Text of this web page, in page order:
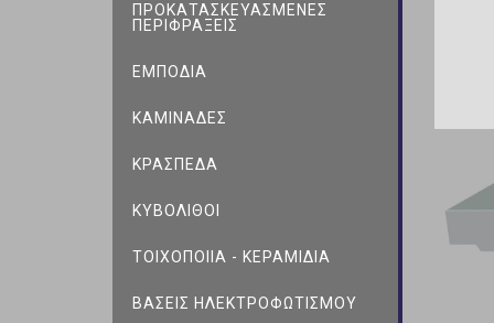
ΠΡΟΚΑΤΑΣΚΕΥΑΣΜΕΝΕΣ
ΠΕΡΙΦΡΑΞΕΙΣ
ΕΜΠΟΔΙΑ
ΚΑΜΙΝΑΔΕΣ
ΚΡΑΣΠΕΔΑ
ΚΥΒΟΛΙΘΟΙ
ΤΟΙΧΟΠΟΙIΑ - ΚΕΡΑΜΙΔΙΑ
ΒΑΣΕΙΣ ΗΛΕΚΤΡΟΦΩΤΙΣΜΟΥ